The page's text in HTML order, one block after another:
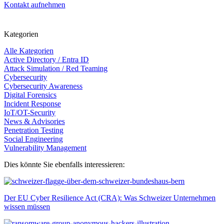
Kontakt aufnehmen
Kategorien
Alle Kategorien
Active Directory / Entra ID
Attack Simulation / Red Teaming
Cybersecurity
Cybersecurity Awareness
Digital Forensics
Incident Response
IoT/OT-Security
News & Advisories
Penetration Testing
Social Engineering
Vulnerability Management
Dies könnte Sie ebenfalls interessieren:
Der EU Cyber Resilience Act (CRA): Was Schweizer Unternehmen
wissen müssen